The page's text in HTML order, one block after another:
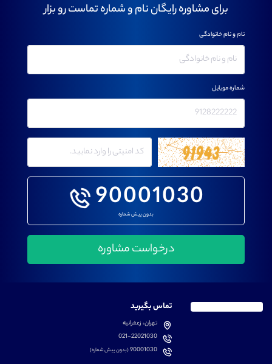
برای مشاوره رایگان نام و شماره تماست رو بزار
90001030
بدون پیش شماره
نام و نام خانوادگی
شماره موبایل
تماس بگیرید
تهران، زعفرانیه
021-22021030
90001030(بدون پیش شماره)